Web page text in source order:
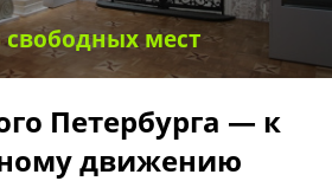
свободных мест
Петербурга — к
движению